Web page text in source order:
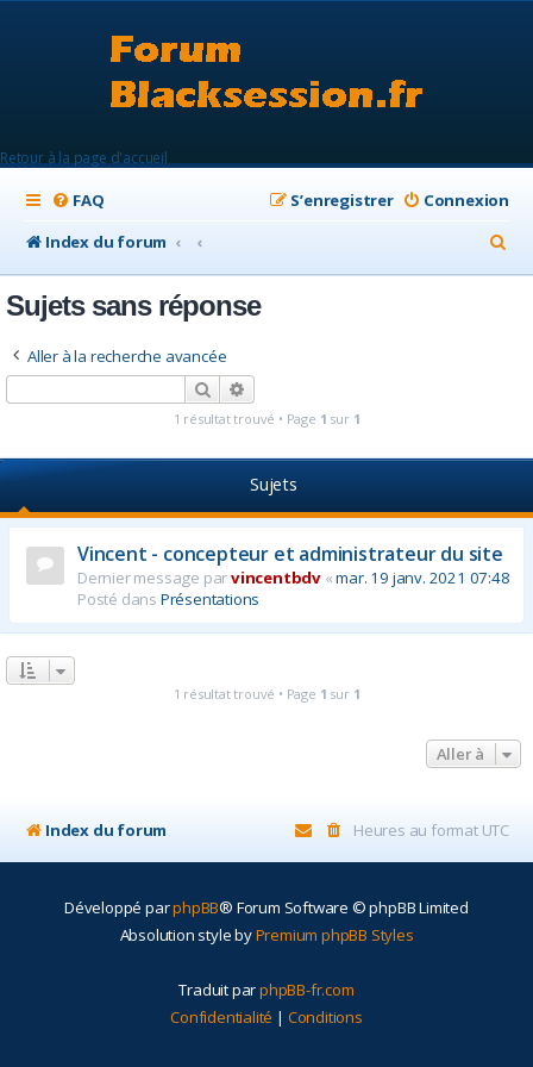
Retour à la page d'accueil
FAQ Connexion
S’enregistrer
Index du forum
e
e
Sujets sans réponse
Aller à la recherche avancée
Rechercher
1 résultat trouvé • Page 1 sur 1
Sujets
Vincent - concepteur et administrateur du site
Dernier message parvincentbdv «mar. 19 janv. 2021 07:48
Posté dans Présentations
1 résultat trouvé • Page 1 sur 1
Aller à
Index du forum Heures au format UTC
Développé parphpBB® Forum Software © phpBB Limited
Absolution style byPremium phpBB Styles
Traduit parphpBB-fr.com
Confidentialité | Conditions